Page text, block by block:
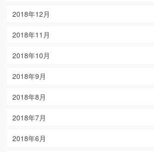
2018年12月
2018年11月
2018年10月
2018年9月
2018年8月
2018年7月
2018年6月